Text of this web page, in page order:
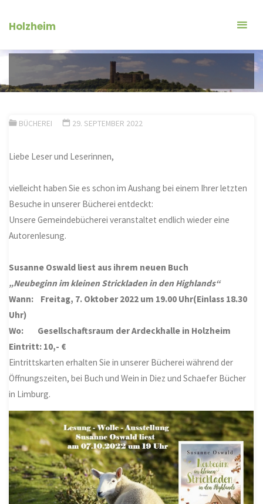
InhaltHolzheim
BÜCHEREI 29. SEPTEMBER 2022
Liebe Leser und Leserinnen,
vielleicht haben Sie es schon im Aushang bei einem Ihrer letzten
Besuche in unserer Bücherei entdeckt:
Unsere Gemeindebücherei veranstaltet endlich wieder eine
Autorenlesung.
Susanne Oswald liest aus ihrem neuen Buch
„Neubeginn im kleinen Strickladen in den Highlands“
Wann: Freitag, 7. Oktober 2022 um 19.00 Uhr(Einlass 18.30
Uhr)
Wo: Gesellschaftsraum der Ardeckhalle in Holzheim
Eintritt: 10,- €
Eintrittskarten erhalten Sie in unserer Bücherei während der
Öffnungszeiten, bei Buch und Wein in Diez und Schaefer Bücher
in Limburg.